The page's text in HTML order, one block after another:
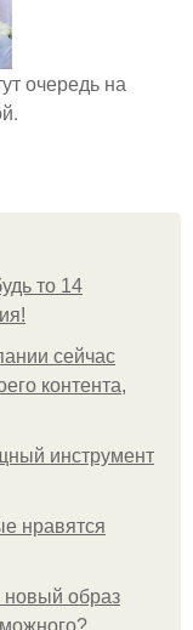
очередь на
то 14
сейчас
контента,
инструмент
нравятся
образ